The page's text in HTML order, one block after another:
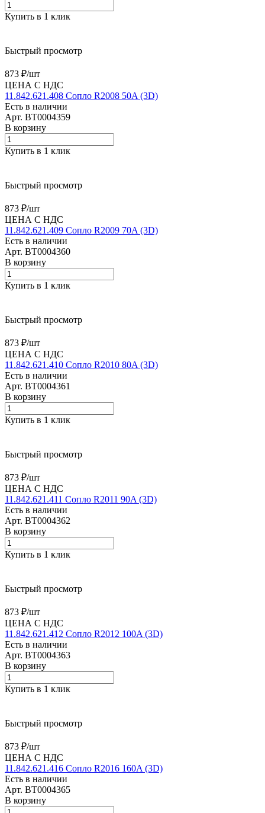
Купить в 1 клик
Быстрый просмотр
873 ₽/шт
ЦЕНА С НДС
11.842.621.408 Сопло R2008 50A (3D)
Есть в наличии
Арт. BT0004359
В корзину
Купить в 1 клик
Быстрый просмотр
873 ₽/шт
ЦЕНА С НДС
11.842.621.409 Сопло R2009 70A (3D)
Есть в наличии
Арт. BT0004360
В корзину
Купить в 1 клик
Быстрый просмотр
873 ₽/шт
ЦЕНА С НДС
11.842.621.410 Сопло R2010 80A (3D)
Есть в наличии
Арт. BT0004361
В корзину
Купить в 1 клик
Быстрый просмотр
873 ₽/шт
ЦЕНА С НДС
11.842.621.411 Сопло R2011 90A (3D)
Есть в наличии
Арт. BT0004362
В корзину
Купить в 1 клик
Быстрый просмотр
873 ₽/шт
ЦЕНА С НДС
11.842.621.412 Сопло R2012 100A (3D)
Есть в наличии
Арт. BT0004363
В корзину
Купить в 1 клик
Быстрый просмотр
873 ₽/шт
ЦЕНА С НДС
11.842.621.416 Сопло R2016 160A (3D)
Есть в наличии
Арт. BT0004365
В корзину